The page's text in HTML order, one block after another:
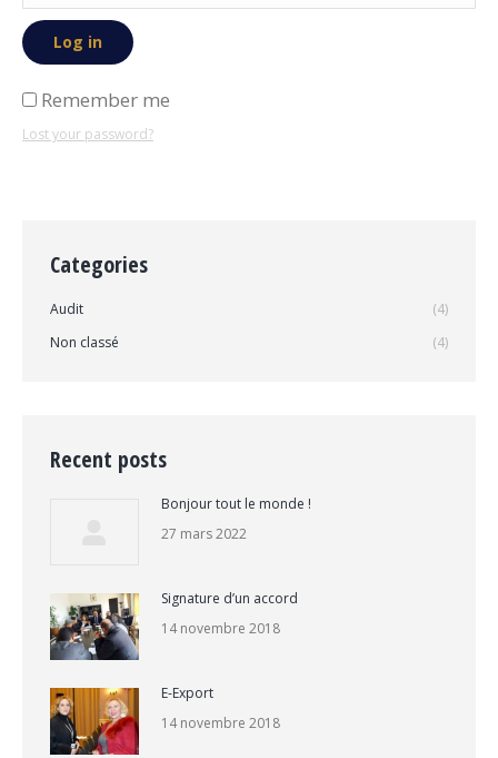
Log in
Remember me
Lost your password?
Categories
Audit
(4)
Non classé
(4)
Recent posts
Bonjour tout le monde !
27 mars 2022
Signature d’un accord
14 novembre 2018
E-Export
14 novembre 2018